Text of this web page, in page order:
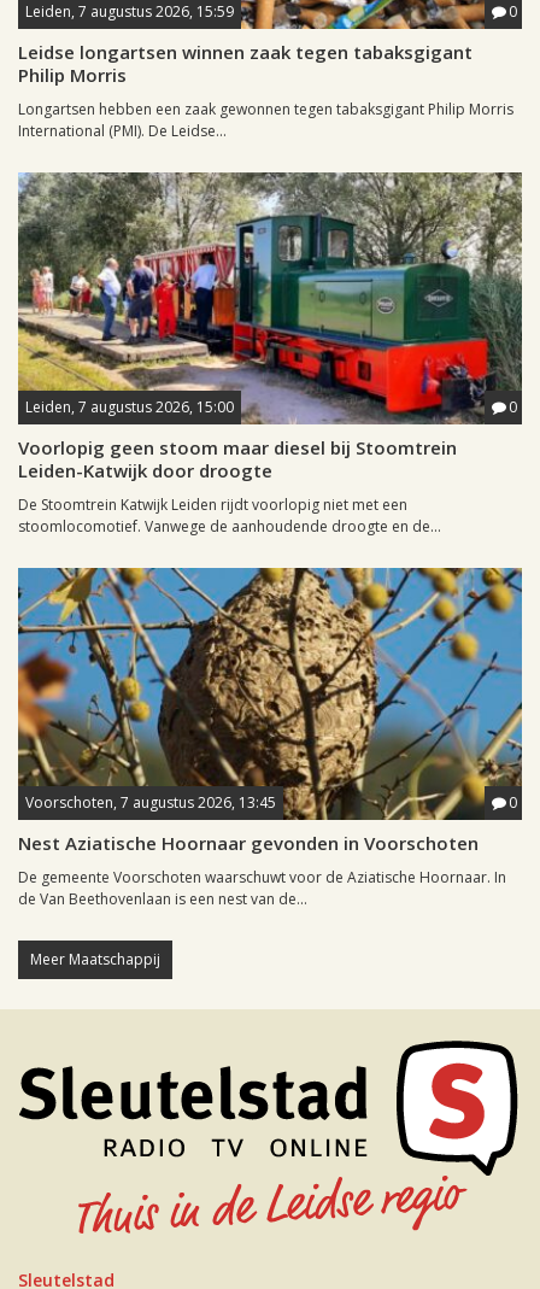
Leiden, 7 augustus 2026, 15:59 0
Leidse longartsen winnen zaak tegen tabaksgigant
Philip Morris
Longartsen hebben een zaak gewonnen tegen tabaksgigant Philip Morris
International (PMI). De Leidse...
Leiden, 7 augustus 2026, 15:00 0
Voorlopig geen stoom maar diesel bij Stoomtrein
Leiden-Katwijk door droogte
De Stoomtrein Katwijk Leiden rijdt voorlopig niet met een
stoomlocomotief. Vanwege de aanhoudende droogte en de...
Voorschoten, 7 augustus 2026, 13:45 0
Nest Aziatische Hoornaar gevonden in Voorschoten
De gemeente Voorschoten waarschuwt voor de Aziatische Hoornaar. In
de Van Beethovenlaan is een nest van de...
Meer Maatschappij
Sleutelstad